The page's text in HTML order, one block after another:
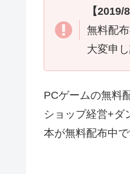
【2019/
無料配
大変申
PCゲームの無料
ショップ経営+ダ
本が無料配布中で